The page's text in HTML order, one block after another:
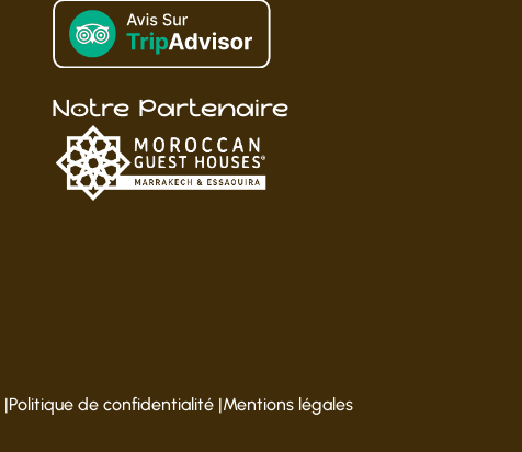
Notre Partenaire
|Politique de confidentialité |Mentions légales